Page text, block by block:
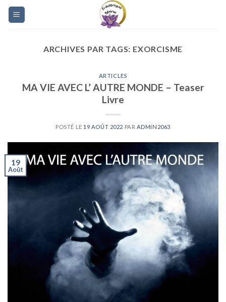
Skip
ARCHIVES PAR TAGS: EXORCISME
ARTICLES
MA VIE AVEC L’ AUTRE MONDE – Teaser
Livre
POSTÉ LE 19 AOÛT 2022 PAR ADMIN2063
19
Août